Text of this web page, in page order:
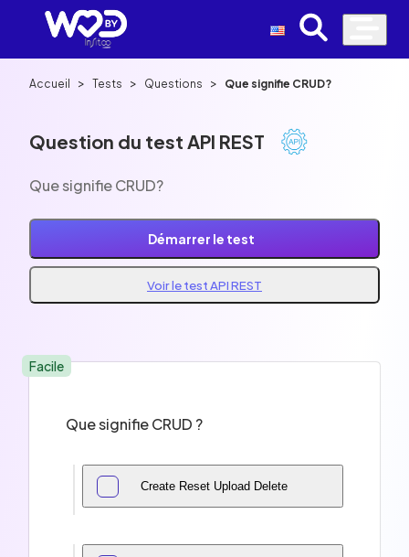
Accueil > Tests > Questions > Que signifie CRUD?
Question du test API REST
Que signifie CRUD?
Démarrer le test
Voir le test API REST
Facile
Que signifie CRUD ?
Create Reset Upload Delete